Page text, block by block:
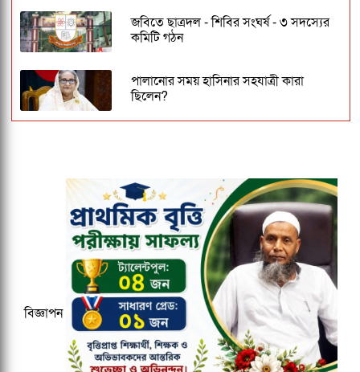
জবিতে ছাত্রদল - শিবির সংঘর্ষ - ৩ সদস্যের
কমিটি গঠন
পালানোর সময় হাসিনার সহযাত্রী কারা
ছিলেন?
কুবির ইংরেজি বিভাগের সন্ধ্যাকালীন
মাস্টার্সের ১৮তম ব্যাচকে বিদায় সংবর্ধনা
ঢাকেশ্বরী মন্দিরে সমলিঙ্গের বিয়ের অভিযোগ:
ব্যবস্থার দাবিতে ১২৩০ নাগরিকের বিবৃতি
২০২৭ ক্রিকেট বিশ্বকাপের ১২ ভেন্যু ঘোষণা,
আয়োজক তিন দেশ
বিজ্ঞাপন